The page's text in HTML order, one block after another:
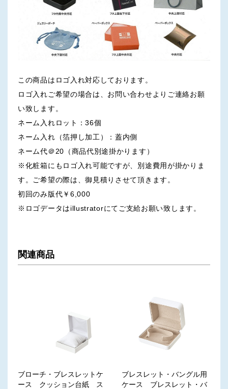
この商品はロゴ入れ対応しております。
ロゴ入れご希望の場合は、お問い合わせよりご連絡お願
い致します。
ネーム入れロット：36個
ネーム入れ（箔押し加工）：蓋内側
ネーム代＠20（商品代別途掛かります）
※化粧箱にもロゴ入れ可能ですが、別途費用が掛かりま
す。ご希望の際は、御見積りさせて頂きます。
初回のみ版代￥6,000
※ロゴデータはillustratorにてご支給お願い致します。
関連商品
ブローチ・ブレスレットケ
ース クッション台紙 ス
ブレスレット・バングル用
ケース ブレスレット・バ